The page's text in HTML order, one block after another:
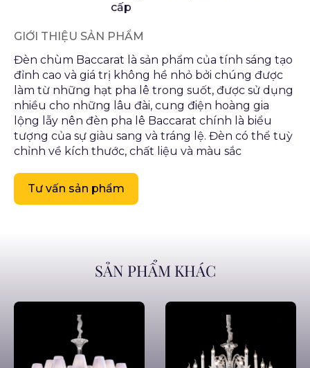
cấp
GIỚI THIỆU SẢN PHẨM
Đèn chùm Baccarat là sản phẩm của tính sáng tạo
đỉnh cao và giá trị không hề nhỏ bởi chúng được
làm từ những hạt pha lê trong suốt, được sử dụng
nhiều cho những lâu đài, cung điện hoàng gia
lộng lẫy nên đèn pha lê Baccarat chính là biểu
tượng của sự giàu sang và tráng lệ. Đèn có thể tuỳ
chỉnh về kích thước, chất liệu và màu sắc
Tư vấn sản phẩm
SẢN PHẨM KHÁC